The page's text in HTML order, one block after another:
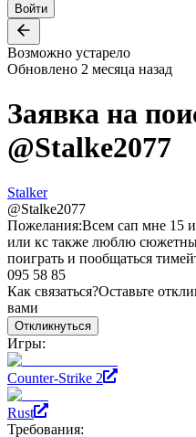
Войти
Возможно устарело
Обновлено 2 месяца назад
Заявка на
@Stalke2077
Stalker
@Stalke2077
Пожелания:Всем сап мне 15
или кс также люблю
поиграть и пообщаться
095 58 85
Как связаться?Оставьте
вами
Откликнуться
Игры:
Counter-Strike 2
Rust
Требования: